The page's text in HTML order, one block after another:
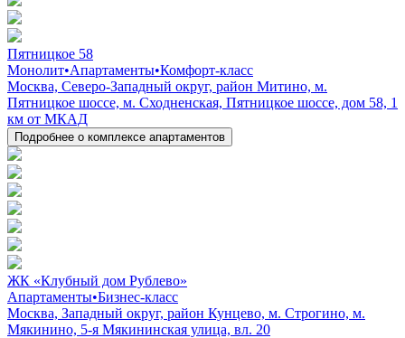
Пятницкое 58
Монолит•Апартаменты•Комфорт-класс
Москва, Северо-Западный округ, район Митино, м.
Пятницкое шоссе, м. Сходненская, Пятницкое шоссе, дом 58, 1
км от МКАД
Подробнее о комплексе апартаментов
ЖК «Клубный дом Рублево»
Апартаменты•Бизнес-класс
Москва, Западный округ, район Кунцево, м. Строгино, м.
Мякинино, 5-я Мякининская улица, вл. 20